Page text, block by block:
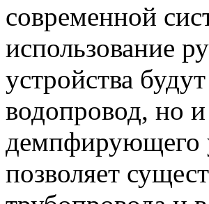
современной
использование
устройства
водопровод, но
демпфирующего
позволяет